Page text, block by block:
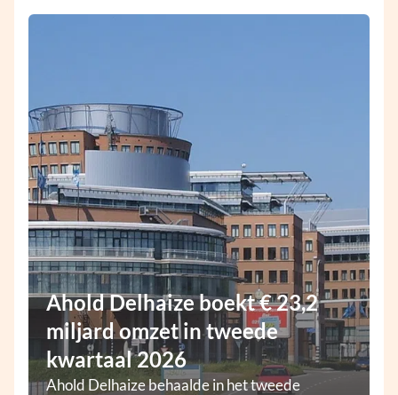
Ahold Delhaize boekt € 23,2
miljard omzet in tweede
kwartaal 2026
Ahold Delhaize behaalde in het tweede